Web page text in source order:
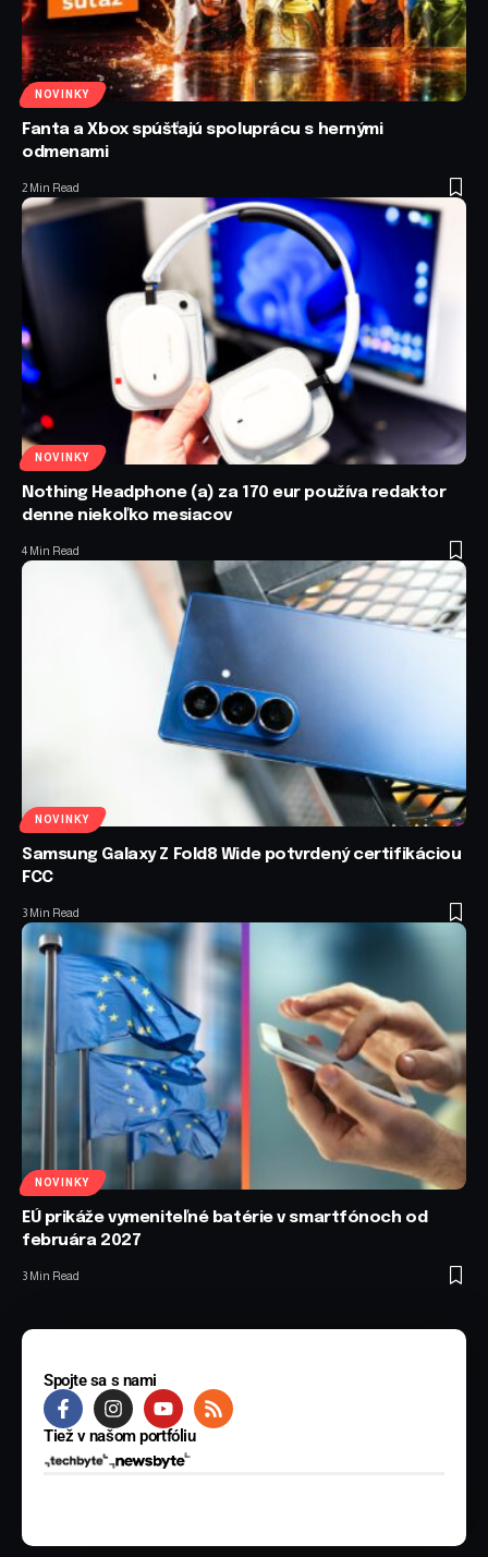
NOVINKY
Fanta a Xbox spúšťajú spoluprácu s hernými
odmenami
2 Min Read
NOVINKY
Nothing Headphone (a) za 170 eur používa redaktor
denne niekoľko mesiacov
4 Min Read
NOVINKY
Samsung Galaxy Z Fold8 Wide potvrdený certifikáciou
FCC
3 Min Read
NOVINKY
EÚ prikáže vymeniteľné batérie v smartfónoch od
februára 2027
3 Min Read
Spojte sa s nami
Tiež v našom portfóliu